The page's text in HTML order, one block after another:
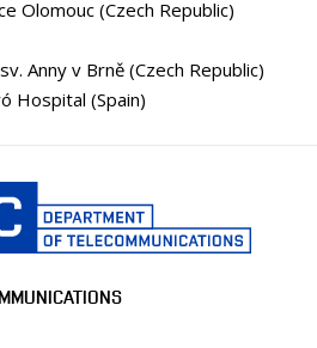
Olomouc (Czech Republic)
Anny v Brně (Czech Republic)
Hospital (Spain)